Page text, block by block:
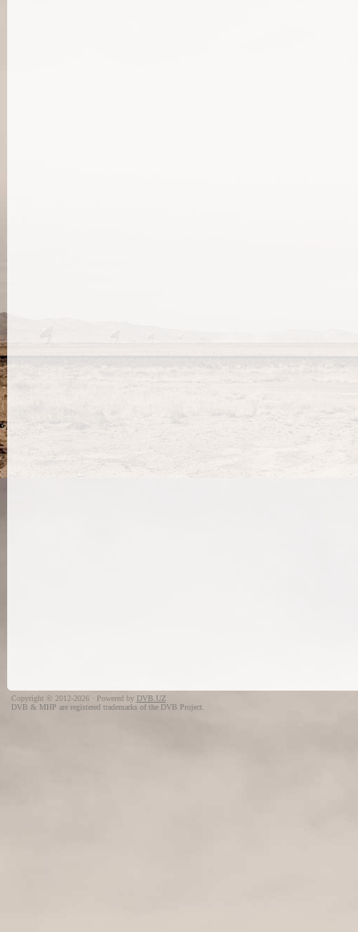
Copyright © 2012-2026 · Powered by DVB.UZ
DVB & MHP are registered trademarks of the DVB Project.